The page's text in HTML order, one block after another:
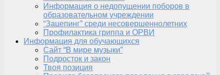
Информация о недопущении поборов в
образовательном учреждении
“Зацепинг” среди несовершеннолетних
Профилактика гриппа и ОРВИ
Информация для обучающихся
Сайт “В мире музыки”
Подросток и закон
Твоя позиция